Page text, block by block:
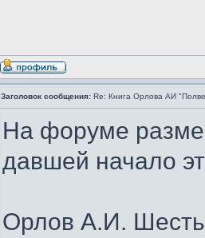
Заголовок сообщения: Re: Книга Орлова АИ
На форуме
давшей начало
Орлов А.И.